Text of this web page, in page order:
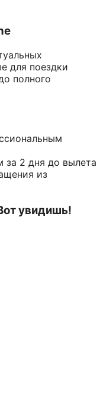
для поездки
полного
за 2 дня до вылета
из
увидишь!